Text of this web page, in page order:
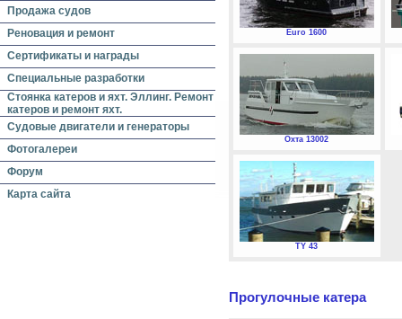
Продажа судов
Реновация и ремонт
Сертификаты и награды
Специальные разработки
Стоянка катеров и яхт. Эллинг. Ремонт
катеров и ремонт яхт.
Судовые двигатели и генераторы
Фотогалереи
Форум
Карта сайта
Euro 1600
Охта 13002
TY 43
Прогулочные катера